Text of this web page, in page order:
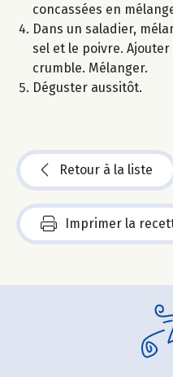
concassées en
Dans un saladier,
sel et le poivre.
crumble. Mélanger.
Déguster aussitôt.
Retour à la liste
Imprimer la